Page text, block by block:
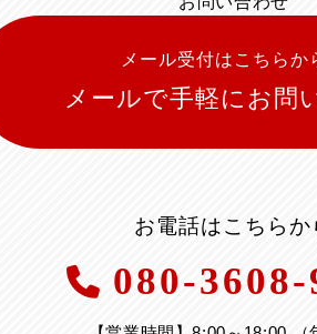
メール受付はこちらか
メールで手軽にお問
お電話はこちらか
080-3608-